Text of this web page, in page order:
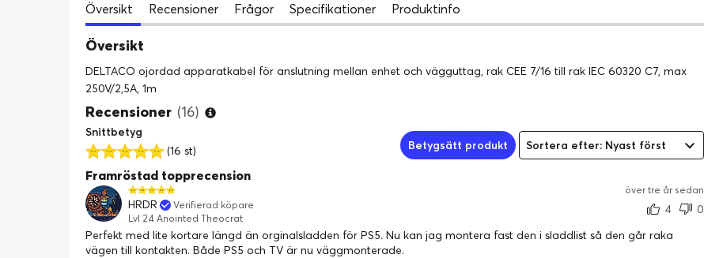
Översikt Recensioner Frågor Specifikationer Produktinfo
Översikt
DELTACO ojordad apparatkabel för anslutning mellan enhet och vägguttag, rak CEE 7/16 till rak IEC 60320 C7, max
250V/2,5A, 1m
Recensioner (16)
Snittbetyg
(16 st)
Betygsätt produkt Sortera efter: Nyast först
Framröstad topprecension
över tre år sedan
HRDR
Verifierad köpare
Lvl 24 Anointed Theocrat
4
0
Perfekt med lite kortare längd än orginalsladden för PS5. Nu kan jag montera fast den i sladdlist så den går raka
vägen till kontakten. Både PS5 och TV är nu väggmonterade.